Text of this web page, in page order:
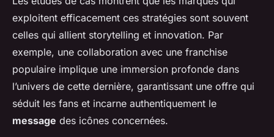
exploitent efficacement ces stratégies sont souvent
celles qui allient storytelling et innovation. Par
exemple, une collaboration avec une franchise
populaire implique une immersion profonde dans
l’univers de cette dernière, garantissant une offre qui
séduit les fans et incarne authentiquement le
message des icônes concernées.